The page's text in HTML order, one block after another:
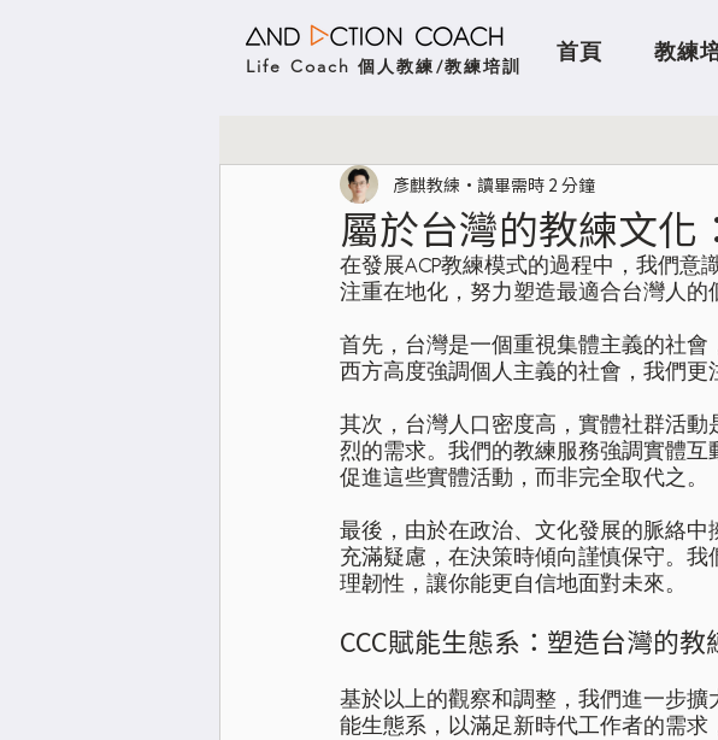
首頁 教練
Life Coach 個人教練/教練培訓
屬於台灣的教練文化
彥麒教練 讀畢需時 2 分鐘
在發展ACP教練模式的過程中，我們
注重在地化，努力塑造最適合台灣人的
首先，台灣是一個重視集體主義的社
西方高度強調個人主義的社會，我們
其次，台灣人口密度高，實體社群活
烈的需求。我們的教練服務強調實體
促進這些實體活動，而非完全取代之。
最後，由於在政治、文化發展的脈絡
充滿疑慮，在決策時傾向謹慎保守。
理韌性，讓你能更自信地面對未來。
CCC賦能生態系：塑造台灣的教
基於以上的觀察和調整，我們進一步
能生態系，以滿足新時代工作者的需